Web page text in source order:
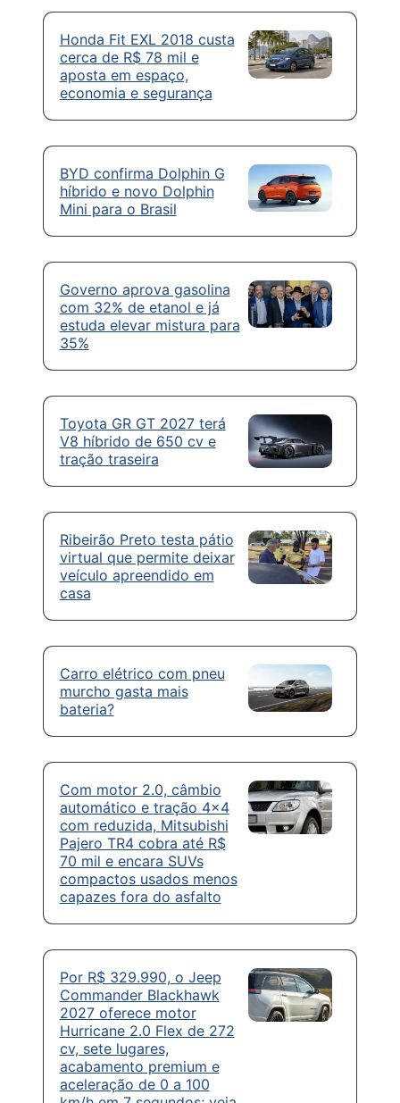
Honda Fit EXL 2018 custa
cerca de R$ 78 mil e
aposta em espaço,
economia e segurança
BYD confirma Dolphin G
híbrido e novo Dolphin
Mini para o Brasil
Governo aprova gasolina
com 32% de etanol e já
estuda elevar mistura para
35%
Toyota GR GT 2027 terá
V8 híbrido de 650 cv e
tração traseira
Ribeirão Preto testa pátio
virtual que permite deixar
veículo apreendido em
casa
Carro elétrico com pneu
murcho gasta mais
bateria?
Com motor 2.0, câmbio
automático e tração 4×4
com reduzida, Mitsubishi
Pajero TR4 cobra até R$
70 mil e encara SUVs
compactos usados menos
capazes fora do asfalto
Por R$ 329.990, o Jeep
Commander Blackhawk
2027 oferece motor
Hurricane 2.0 Flex de 272
cv, sete lugares,
acabamento premium e
aceleração de 0 a 100